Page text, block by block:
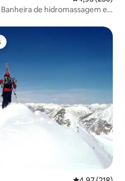
de hidromassagem e
dos hóspedes